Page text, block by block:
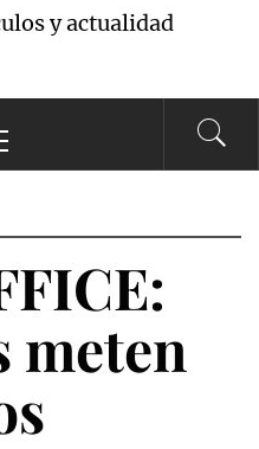
y actualidad
meten